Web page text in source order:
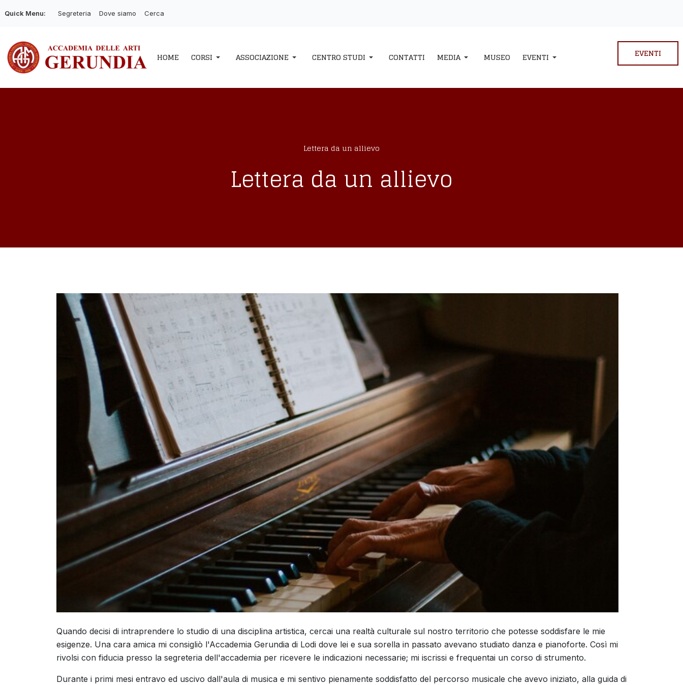
Quick Menu: Segreteria Dove siamo Cerca
HOME CORSI ASSOCIAZIONE CENTRO STUDI CONTATTI MEDIA MUSEO EVENTI EVENTI
Lettera da un allievo
Lettera da un allievo
Quando decisi di intraprendere lo studio di una disciplina artistica, cercai una realtà culturale sul nostro territorio che potesse soddisfare le mie
esigenze. Una cara amica mi consigliò l'Accademia Gerundia di Lodi dove lei e sua sorella in passato avevano studiato danza e pianoforte. Così mi
rivolsi con fiducia presso la segreteria dell'accademia per ricevere le indicazioni necessarie; mi iscrissi e frequentai un corso di strumento.
Durante i primi mesi entravo ed uscivo dall'aula di musica e mi sentivo pienamente soddisfatto del percorso musicale che avevo iniziato, alla guida di